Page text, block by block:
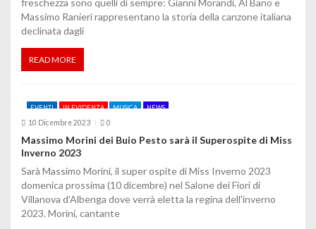
freschezza sono quelli di sempre: Gianni Morandi, Al Bano e
Massimo Ranieri rappresentano la storia della canzone italiana
declinata dagli
READ MORE
EVENTI IN EVIDENZA MUSICA NEWS
10 Dicembre 2023 0
Massimo Morini dei Buio Pesto sarà il Superospite di Miss
Inverno 2023
Sarà Massimo Morini, il super ospite di Miss Inverno 2023
domenica prossima (10 dicembre) nel Salone dei Fiori di
Villanova d'Albenga dove verrà eletta la regina dell'inverno
2023. Morini, cantante